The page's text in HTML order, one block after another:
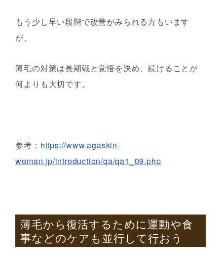
もう少し早い段階で改善がみられる方もいます
が、
薄毛の対策は長期戦と覚悟を決め、続けることが
何よりも大切です。
参考： https://www.agaskin-
woman.jp/introduction/qa/qa1_09.php
薄毛から復活するために運動や食
事などのケアも並行して行おう